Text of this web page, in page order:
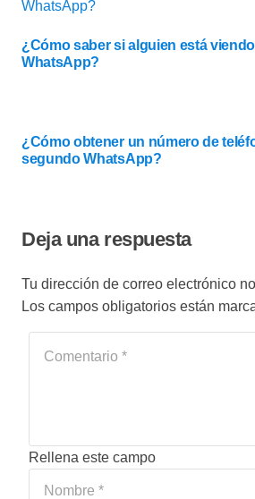
¿Cómo saber si alguien está
WhatsApp?
¿Cómo obtener un número de
segundo WhatsApp?
Deja una respuesta
Tu dirección de correo electrónico
Los campos obligatorios están
Rellena este campo